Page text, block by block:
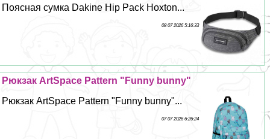
Поясная сумка Dakine Hip Pack Hoxton...
08 07 2026 5:16:33
Рюкзак ArtSpace Pattern "Funny bunny"
Рюкзак ArtSpace Pattern "Funny bunny"...
07 07 2026 6:26:24